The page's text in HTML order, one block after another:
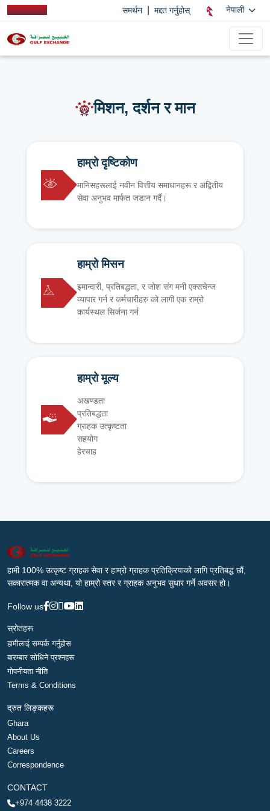
समर्थन मद्दत गर्नुहोस् नेपाली
मिशन, दर्शन र मान
हाम्रो दृष्टिकोण
मानिसहरूलाई नवीन वित्तीय समाधानहरू र अद्वितीय
सेवा अनुभव मार्फत जडान गर्दै।
हाम्रो मिसन
इमान्दारी, प्रतिबद्धता, र जोश संग मनी एक्सचेन्ज
व्यापार गर्न र कर्मचारीहरु को लागी एक राम्रो
कार्यस्थल सिर्जना गर्न
हाम्रो मूल्य
अखण्डता
प्रतिबद्धता
ग्राहक उत्कृष्टता
सहयोग
हेरचाह
हामी 100% उत्कृष्ट ग्राहक सेवा र हाम्रो ग्राहक प्रतिक्रियाको लागि प्रतिबद्ध छौं,
सकारात्मक वा अन्यथा, यो हाम्रो स्तर र ग्राहक अनुभव सुधार गर्ने अवसर हो।
Follow us
स्रोतहरू
हामीलाई सम्पर्क गर्नुहोस
बारम्बार सोधिने प्रश्नहरू
गोपनीयता नीति
Terms & Conditions
द्रुत लिङ्कहरू
Ghara
About Us
Careers
Correspondence
CONTACT
+974 4438 3222